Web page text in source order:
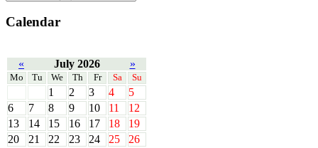
Calendar
« July 2026 »
Mo Tu We Th Fr Sa Su
1 2 3 4
5
6
7 8 9 10 11
12
13
14 15 16 17 18
19
20
21 22 23 24 25
26